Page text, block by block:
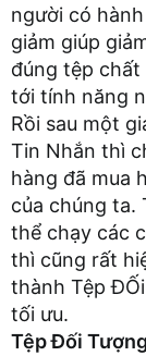
người có
giảm giúp
đúng tệp chất
tới tính năng
Rồi sau một
Tin Nhắn thì
hàng đã mua
của chúng ta.
thể chạy các
thì cũng rất
thành Tệp
tối ưu.
Tệp Đối